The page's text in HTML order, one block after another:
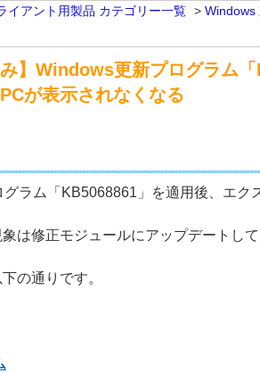
イアント用製品 カテゴリー一覧 > Windows
み】Windows更新プログラム
が表示されなくなる
ラム「KB5068861」を適用後、エ
は修正モジュールにアップデートし
の通りです。